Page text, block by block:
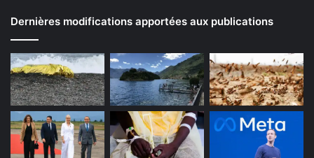
Dernières modifications apportées aux publications